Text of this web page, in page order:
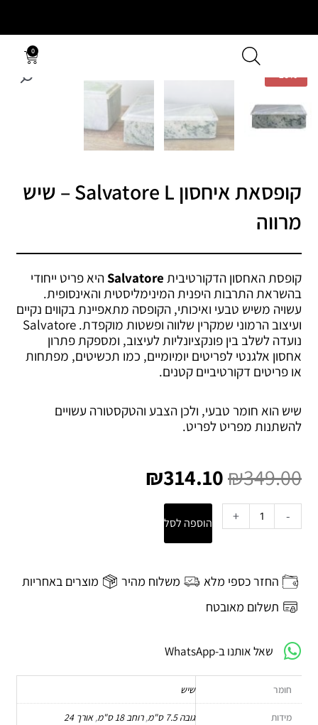
קנייה
בטוחה
0
עגלת
קופסאת איחסון Salvatore L – שיש
מרווה
קופסת האחסון הדקורטיבית Salvatoreהיא פריט ייחודי
בהשראת התרבות היפנית המינימליסטית והאינסופית.
עשויה משיש טבעי ואיכותי, הקופסה מתאפיינת בקווים נקיים
ועיצוב הרמוני שמקרין שלווה ופשטות מוקפדת. Salvatore
נועדה לשלב בין פונקציונליות לעיצוב, ומספקת פתרון
אחסון אלגנטי לפריטים יומיומיים, כמו תכשיטים, מפתחות
או פריטים דקורטיביים קטנים.
שיש הוא חומר טבעי, ולכן הצבע והטקסטורה עשויים
להשתנות מפריט לפריט.
₪349.00 המקורי
היה:
₪349.00.
₪314.10
-
של
Salvatore
L
+ הוספה לסל
החזר כספי מלא משלוח מהיר
מוצרים באחריות
תשלום מאובטח
שאל אותנו ב-WhatsApp
חומר שיש
מידות גובה 7.5 ס"מ ,רוחב 18 ס"מ ,אורך 24